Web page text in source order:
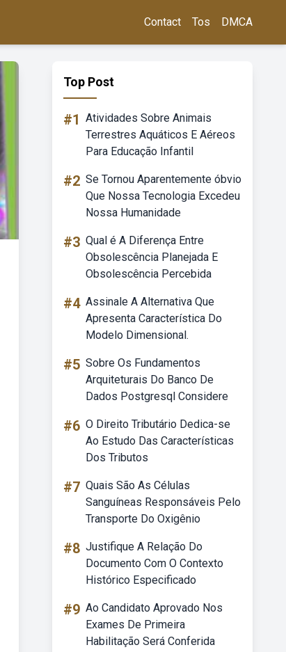
Contact Tos DMCA
Top Post
#1 Atividades Sobre Animais
Terrestres Aquáticos E Aéreos
Para Educação Infantil
#2 Se Tornou Aparentemente óbvio
Que Nossa Tecnologia Excedeu
Nossa Humanidade
#3 Qual é A Diferença Entre
Obsolescência Planejada E
Obsolescência Percebida
#4 Assinale A Alternativa Que
Apresenta Característica Do
Modelo Dimensional.
#5 Sobre Os Fundamentos
Arquiteturais Do Banco De
Dados Postgresql Considere
#6 O Direito Tributário Dedica-se
Ao Estudo Das Características
Dos Tributos
#7 Quais São As Células
Sanguíneas Responsáveis Pelo
Transporte Do Oxigênio
#8 Justifique A Relação Do
Documento Com O Contexto
Histórico Especificado
#9 Ao Candidato Aprovado Nos
Exames De Primeira
Habilitação Será Conferida